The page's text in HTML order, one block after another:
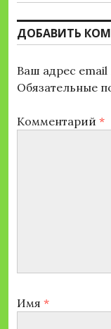
ДОБАВИТЬ
Ваш адрес email
Обязательные
Комментарий *
Имя *